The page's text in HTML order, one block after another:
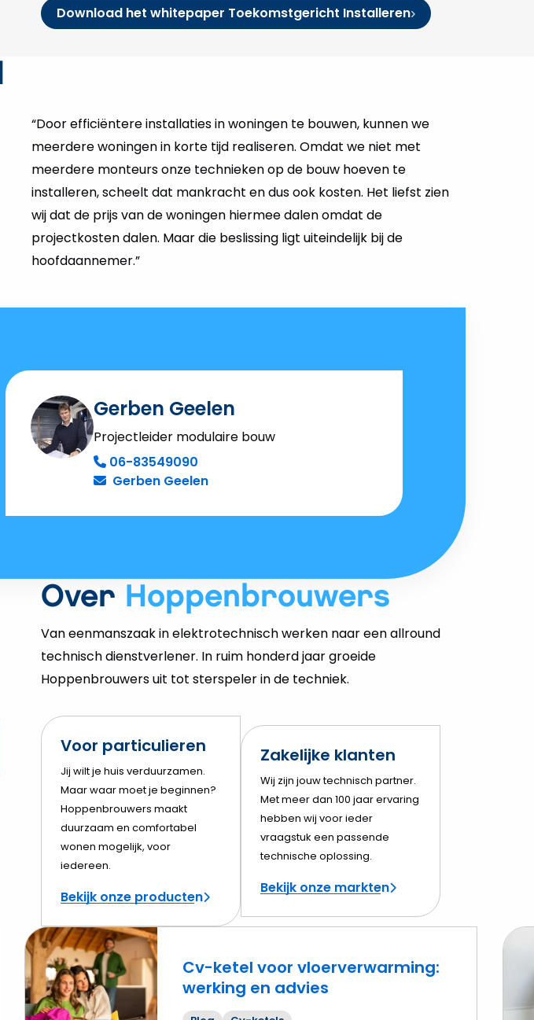
Download het whitepaper Toekomstgericht Installeren
“Door efficiëntere installaties in woningen te bouwen, kunnen we
meerdere woningen in korte tijd realiseren. Omdat we niet met
meerdere monteurs onze technieken op de bouw hoeven te
installeren, scheelt dat mankracht en dus ook kosten. Het liefst zien
wij dat de prijs van de woningen hiermee dalen omdat de
projectkosten dalen. Maar die beslissing ligt uiteindelijk bij de
hoofdaannemer.”
Gerben Geelen
Projectleider modulaire bouw
06-83549090
Gerben Geelen
Over Hoppenbrouwers
Van eenmanszaak in elektrotechnisch werken naar een allround
technisch dienstverlener. In ruim honderd jaar groeide
Hoppenbrouwers uit tot sterspeler in de techniek.
Voor particulieren
Jij wilt je huis verduurzamen.
Maar waar moet je beginnen?
Hoppenbrouwers maakt
duurzaam en comfortabel
wonen mogelijk, voor
iedereen.
Bekijk onze producten
Zakelijke klanten
Wij zijn jouw technisch partner.
Met meer dan 100 jaar ervaring
hebben wij voor ieder
vraagstuk een passende
technische oplossing.
Bekijk onze markten
Cv-ketel voor vloerverwarming:
werking en advies
Lees
Lees